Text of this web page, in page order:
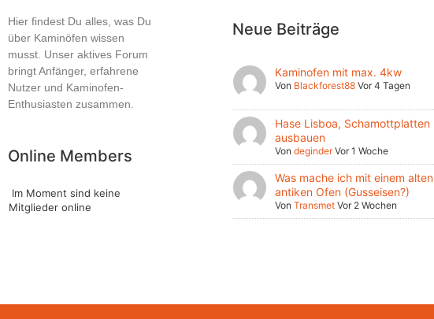
Hier findest Du alles, was Du
über Kaminöfen wissen
musst. Unser aktives Forum
bringt Anfänger, erfahrene
Nutzer und Kaminofen-
Enthusiasten zusammen.
Online Members
Im Moment sind keine
Mitglieder online
Neue Beiträge
Kaminofen mit max. 4kw
Von Blackforest88 Vor 4 Tagen
Hase Lisboa, Schamottplatten
ausbauen
Von deginder Vor 1 Woche
Was mache ich mit einem alten
antiken Ofen (Gusseisen?)
Von Transmet Vor 2 Wochen